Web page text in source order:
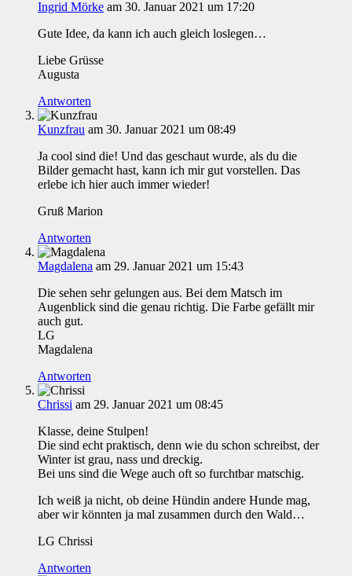
Ingrid Mörke am 30. Januar 2021 um 17:20
Gute Idee, da kann ich auch gleich loslegen…
Liebe Grüsse
Augusta
Antworten
Kunzfrau am 30. Januar 2021 um 08:49
Ja cool sind die! Und das geschaut wurde, als du die
Bilder gemacht hast, kann ich mir gut vorstellen. Das
erlebe ich hier auch immer wieder!
Gruß Marion
Antworten
Magdalena am 29. Januar 2021 um 15:43
Die sehen sehr gelungen aus. Bei dem Matsch im
Augenblick sind die genau richtig. Die Farbe gefällt mir
auch gut.
LG
Magdalena
Antworten
Chrissi am 29. Januar 2021 um 08:45
Klasse, deine Stulpen!
Die sind echt praktisch, denn wie du schon schreibst, der
Winter ist grau, nass und dreckig.
Bei uns sind die Wege auch oft so furchtbar matschig.
Ich weiß ja nicht, ob deine Hündin andere Hunde mag,
aber wir könnten ja mal zusammen durch den Wald…
LG Chrissi
Antworten